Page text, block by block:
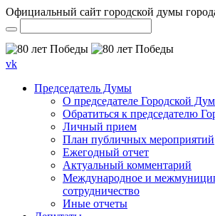
Официальный сайт городской думы
vk
Председатель Думы
О председателе Городской
Обратиться к председателю
Личный прием
План публичных мероприятий
Ежегодный отчет
Актуальный комментарий
Международное и
сотрудничество
Иные отчеты